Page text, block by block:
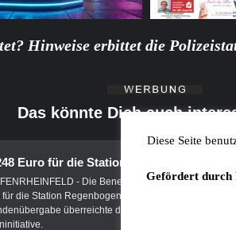
Hinweise erbittet die
Das könnte Dich auch
Euro für die Station Regenbogen
- Die Benefizkonzerte im März
für die Station Regenbogen an der Uniklinik
überreichte die Vorstandschaft des
Diese Seite
Gefördert durch